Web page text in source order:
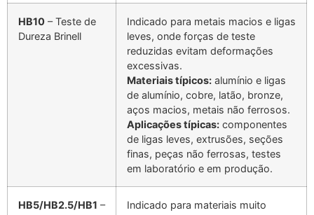
HB10 – Teste de
Dureza Brinell
Indicado para metais macios e ligas
leves, onde forças de teste
reduzidas evitam deformações
excessivas.
Materiais típicos: alumínio e ligas
de alumínio, cobre, latão, bronze,
aços macios, metais não ferrosos.
Aplicações típicas: componentes
de ligas leves, extrusões, seções
finas, peças não ferrosas, testes
em laboratório e em produção.
HB5/HB2.5/HB1 –
Indicado para materiais muito